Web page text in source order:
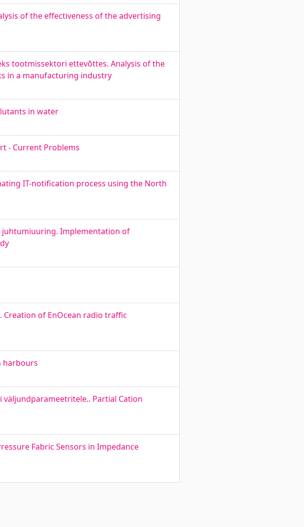
of the effectiveness of the advertising
tootmissektori ettevõttes. Analysis of the
in a manufacturing industry
in water
- Current Problems
IT-notification process using the North
juhtumiuuring. Implementation of
of EnOcean radio traffic
harbours
Partial Cation
Fabric Sensors in Impedance